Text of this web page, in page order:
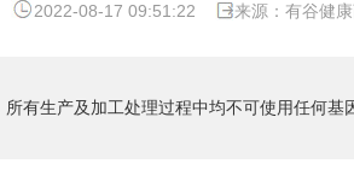
2022-08-17 09:51:22 来源：有谷健
所有生产及加工处理过程中均不可使用任何